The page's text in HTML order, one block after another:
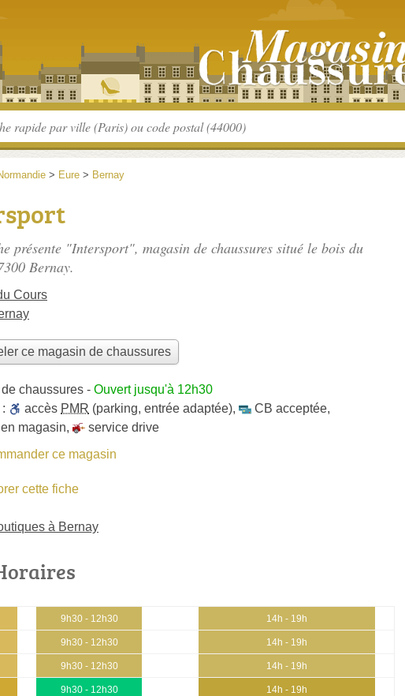
> Eure > Bernay
présente "Intersport", magasin de chaussures situé le bois du
Bernay.
Cours
ce magasin de chaussures
chaussures - Ouvert jusqu'à 12h30
accès PMR (parking, entrée adaptée), CB acceptée,
magasin,
service drive
ce magasin
cette fiche
à Bernay
9h30 - 12h30 14h - 19h
9h30 - 12h30 14h - 19h
9h30 - 12h30 14h - 19h
9h30 - 12h30 14h - 19h